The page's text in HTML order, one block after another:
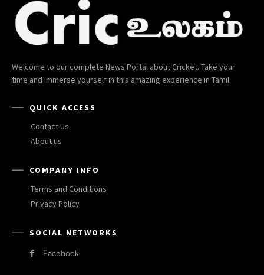
Welcome to our complete News Portal about Cricket. Take your
time and immerse yourself in this amazing experience in Tamil.
QUICK ACCESS
Contact Us
About us
COMPANY INFO
Terms and Conditions
Privacy Policy
SOCIAL NETWORKS
Facebook